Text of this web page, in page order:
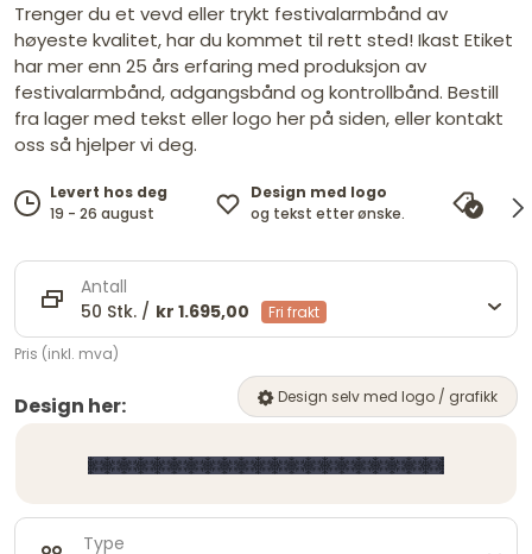
Trenger du et vevd eller trykt festivalarmbånd av
høyeste kvalitet, har du kommet til rett sted! Ikast Etiket
har mer enn 25 års erfaring med produksjon av
festivalarmbånd, adgangsbånd og kontrollbånd. Bestill
fra lager med tekst eller logo her på siden, eller kontakt
oss så hjelper vi deg.
Levert hos deg
19 - 26 august
Design med logo
og tekst etter ønske.
vi
Antall
50 Stk. / kr 1.695,00 Fri frakt
Pris (inkl. mva)
Design her: Design selv med logo / grafikk
Type